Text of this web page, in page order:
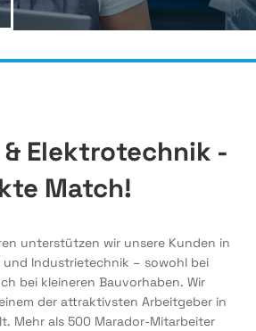
Elektrotechnik -
Match!
unterstützen wir unsere Kunden in
und Industrietechnik – sowohl bei
bei kleineren Bauvorhaben. Wir
der attraktivsten Arbeitgeber in
Mehr als 500 Marador-Mitarbeiter